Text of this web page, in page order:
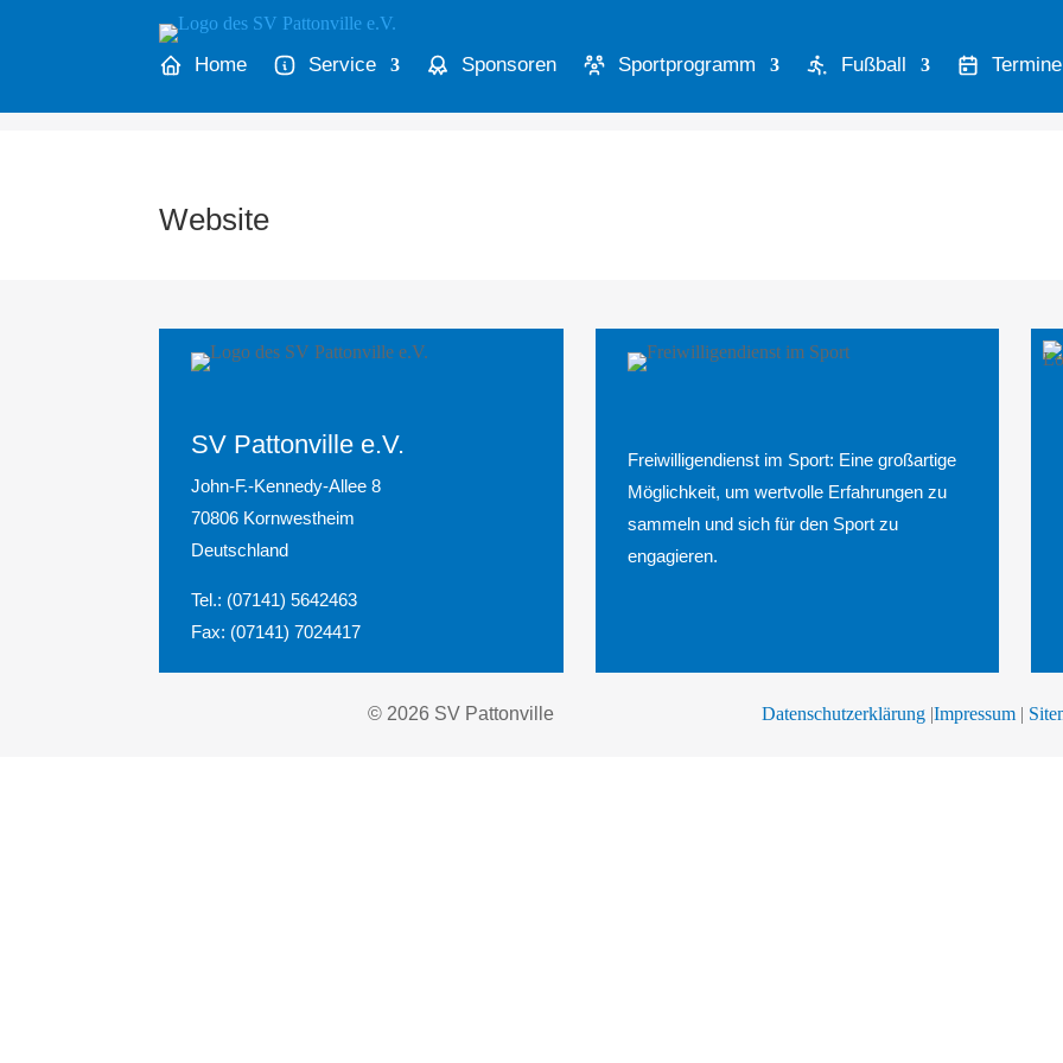
Home Service Sponsoren Sportprogramm Fußball Termine
Website
SV Pattonville e.V.
John-F.-Kennedy-Allee 8
70806 Kornwestheim
Deutschland
Tel.: (07141) 5642463
Fax: (07141) 7024417
Freiwilligendienst im Sport: Eine großartige
Möglichkeit, um wertvolle Erfahrungen zu
sammeln und sich für den Sport zu
engagieren.
© 2026 SV Pattonville Datenschutzerklärung |Impressum |